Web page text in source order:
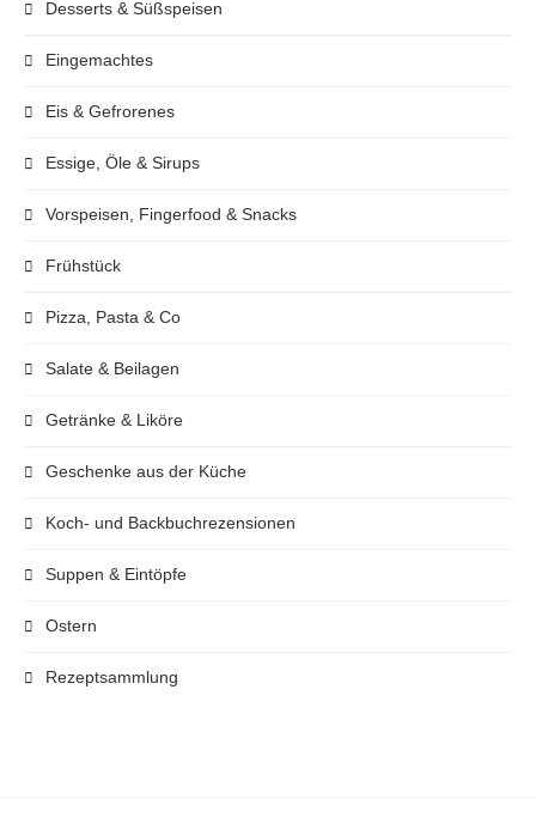
Desserts & Süßspeisen
Eingemachtes
Eis & Gefrorenes
Essige, Öle & Sirups
Vorspeisen, Fingerfood & Snacks
Frühstück
Pizza, Pasta & Co
Salate & Beilagen
Getränke & Liköre
Geschenke aus der Küche
Koch- und Backbuchrezensionen
Suppen & Eintöpfe
Ostern
Rezeptsammlung